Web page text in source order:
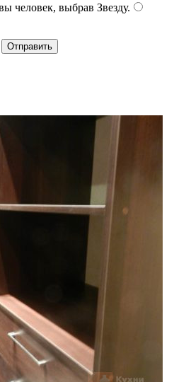
человек, выбрав Звезду.